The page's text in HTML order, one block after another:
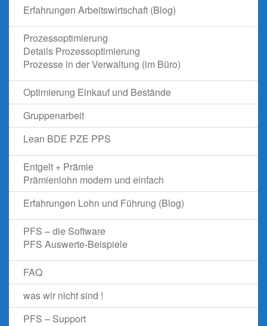
Erfahrungen Arbeitswirtschaft (Blog)
Prozessoptimierung
Details Prozessoptimierung
Prozesse in der Verwaltung (im Büro)
Optimierung Einkauf und Bestände
Gruppenarbeit
Lean BDE PZE PPS
Entgelt + Prämie
Prämienlohn modern und einfach
Erfahrungen Lohn und Führung (Blog)
PFS – die Software
PFS Auswerte-Beispiele
FAQ
was wir nicht sind !
PFS – Support